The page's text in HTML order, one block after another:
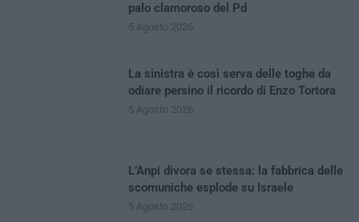
palo clamoroso del Pd
5 Agosto 2026
La sinistra è così serva delle toghe da
odiare persino il ricordo di Enzo Tortora
5 Agosto 2026
L’Anpi divora se stessa: la fabbrica delle
scomuniche esplode su Israele
5 Agosto 2026